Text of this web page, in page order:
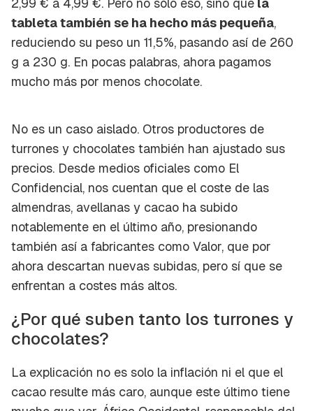
tableta también se ha hecho más pequeña,
reduciendo su peso un 11,5%, pasando así de 260
g a 230 g. En pocas palabras, ahora pagamos
mucho más por menos chocolate.
No es un caso aislado. Otros productores de
turrones y chocolates también han ajustado sus
precios. Desde medios oficiales como El
Confidencial, nos cuentan que el coste de las
almendras, avellanas y cacao ha subido
notablemente en el último año, presionando
también así a fabricantes como Valor, que por
ahora descartan nuevas subidas, pero sí que se
enfrentan a costes más altos.
¿Por qué suben tanto los turrones y
chocolates?
La explicación no es solo la inflación ni el que el
cacao resulte más caro, aunque este último tiene